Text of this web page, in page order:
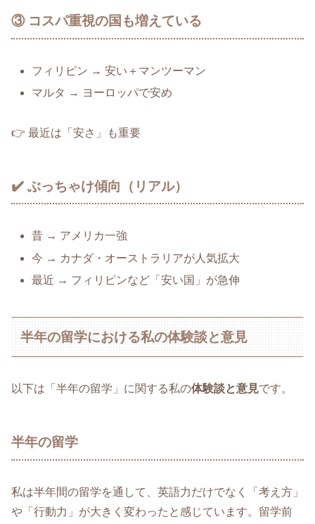
③ コスパ重視の国も増えている
フィリピン → 安い＋マンツーマン
マルタ → ヨーロッパで安め
👉 最近は「安さ」も重要
✔️ ぶっちゃけ傾向（リアル）
昔 → アメリカ一強
今 → カナダ・オーストラリアが人気拡大
最近 → フィリピンなど「安い国」が急伸
半年の留学における私の体験談と意見
以下は「半年の留学」に関する私の体験談と意見です。
半年の留学
私は半年間の留学を通して、英語力だけでなく「考え方」
や「行動力」が大きく変わったと感じています。留学前